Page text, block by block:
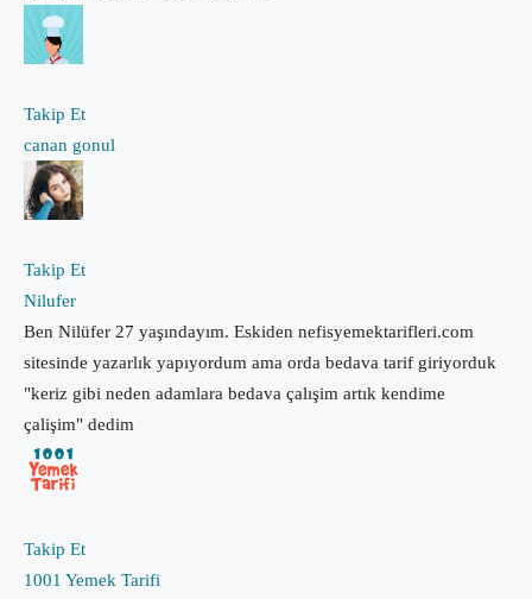
Takip Et
canan gonul
Takip Et
Nilufer
Ben Nilüfer 27 yaşındayım. Eskiden nefisyemektarifleri.com
sitesinde yazarlık yapıyordum ama orda bedava tarif giriyorduk
"keriz gibi neden adamlara bedava çalışim artık kendime
çalişim" dedim
Takip Et
1001 Yemek Tarifi